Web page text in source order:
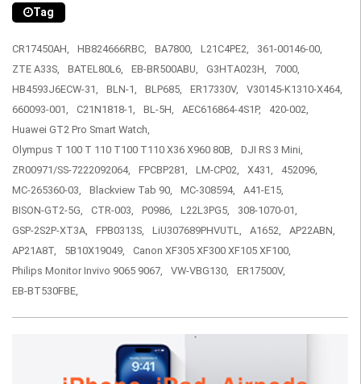
Tag
CR17450AH, HB824666RBC, BA7800, L21C4PE2,
361-00146-00,
ZTE A33S,
BATEL80L6, EB-BR500ABU, G3HTA023H,
7000,
HB4593J6ECW-31,
BLN-1, BLP685, ER17330V,
V30145-K1310-X464,
660093-001,
C21N1818-1, BL-5H, AEC616864-4S1P,
420-002,
Huawei GT2 Pro Smart Watch,
Olympus T 100 T 110 T100 T110 X36 X960 80B,
DJI RS 3 Mini,
ZR00971/SS-7222092064,
FPCBP281, LM-CP02, X431,
452096,
MC-265360-03,
Blackview Tab 90, MC-308594,
A41-E15,
BISON-GT2-5G,
CTR-003, P0986, L22L3PG5,
308-1070-01,
GSP-2S2P-XT3A,
FPB0313S, LiU307689PHVUTL, A1652,
AP22ABN,
AP21A8T,
5B10X19049,
Canon XF305 XF300 XF105 XF100,
Philips Monitor Invivo 9065 9067,
VW-VBG130,
ER17500V,
EB-BT530FBE,